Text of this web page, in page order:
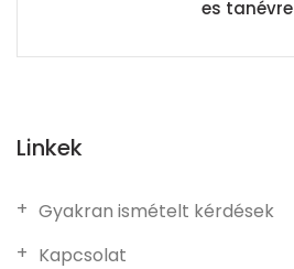
es tanévre
Linkek
Gyakran ismételt kérdések
Kapcsolat